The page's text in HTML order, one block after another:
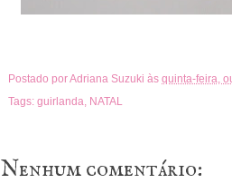
Postado porAdriana Suzuki às quinta-feira,
Tags: guirlanda NATAL
Nenhum comentário: